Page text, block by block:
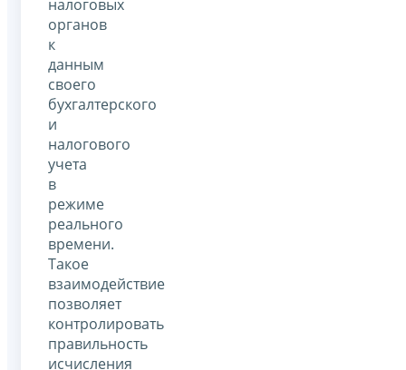
налоговых
органов
к
данным
своего
бухгалтерского
и
налогового
учета
в
режиме
реального
времени.
Такое
взаимодействие
позволяет
контролировать
правильность
исчисления